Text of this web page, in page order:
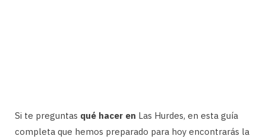
Si te preguntas qué hacer en Las Hurdes, en esta guía
completa que hemos preparado para hoy encontrarás la